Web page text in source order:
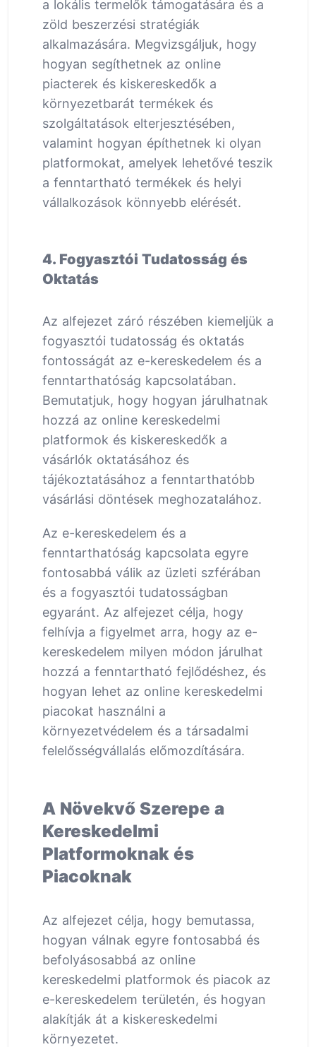
a lokális termelők támogatására és a
zöld beszerzési stratégiák
alkalmazására. Megvizsgáljuk, hogy
hogyan segíthetnek az online
piacterek és kiskereskedők a
környezetbarát termékek és
szolgáltatások elterjesztésében,
valamint hogyan építhetnek ki olyan
platformokat, amelyek lehetővé teszik
a fenntartható termékek és helyi
vállalkozások könnyebb elérését.
4. Fogyasztói Tudatosság és
Oktatás
Az alfejezet záró részében kiemeljük a
fogyasztói tudatosság és oktatás
fontosságát az e-kereskedelem és a
fenntarthatóság kapcsolatában.
Bemutatjuk, hogy hogyan járulhatnak
hozzá az online kereskedelmi
platformok és kiskereskedők a
vásárlók oktatásához és
tájékoztatásához a fenntarthatóbb
vásárlási döntések meghozatalához.
Az e-kereskedelem és a
fenntarthatóság kapcsolata egyre
fontosabbá válik az üzleti szférában
és a fogyasztói tudatosságban
egyaránt. Az alfejezet célja, hogy
felhívja a figyelmet arra, hogy az e-
kereskedelem milyen módon járulhat
hozzá a fenntartható fejlődéshez, és
hogyan lehet az online kereskedelmi
piacokat használni a
környezetvédelem és a társadalmi
felelősségvállalás előmozdítására.
A Növekvő Szerepe a
Kereskedelmi
Platformoknak és
Piacoknak
Az alfejezet célja, hogy bemutassa,
hogyan válnak egyre fontosabbá és
befolyásosabbá az online
kereskedelmi platformok és piacok az
e-kereskedelem területén, és hogyan
alakítják át a kiskereskedelmi
környezetet.